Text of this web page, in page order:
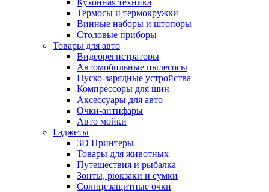
Кухонная техника
Термосы и термокружки
Винные наборы и штопоры
Столовые приборы
Товары для авто
Видеорегистраторы
Автомобильные пылесосы
Пуско-зарядные устройства
Компрессоры для шин
Аксессуары для авто
Очки-антифары
Авто мойки
Гаджеты
3D Принтеры
Товары для животных
Путешествия и рыбалка
Зонты, рюкзаки и сумки
Солнцезащитные очки